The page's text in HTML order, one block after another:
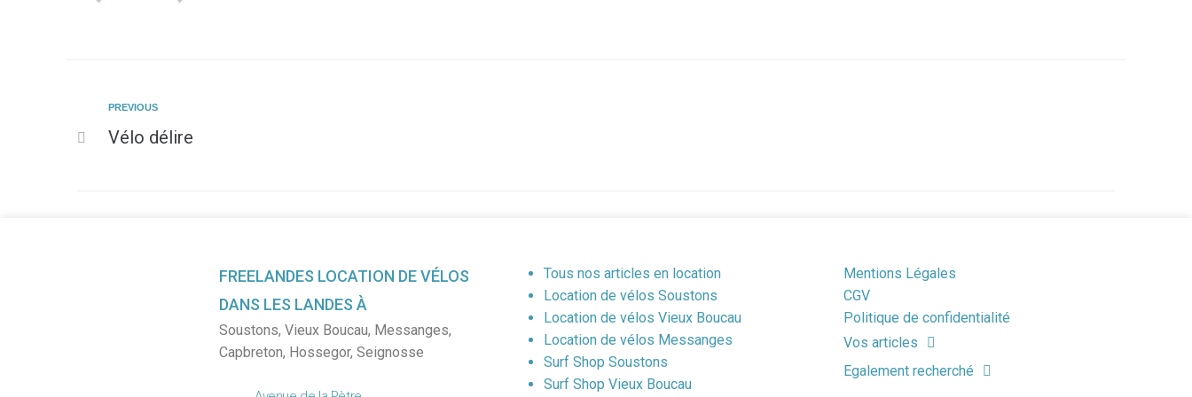
PREVIOUS
Vélo délire
FREELANDES LOCATION DE VÉLOS
DANS LES LANDES À
Soustons,Vieux Boucau, Messanges,
Capbreton, Hossegor,Seignosse
Tous nos articles en location
Location de vélos Soustons
Location de vélos Vieux Boucau
Location de vélos Messanges
Surf Shop Soustons
Surf Shop Vieux Boucau
Mentions Légales
CGV
Politique de confidentialité
Vos articles
Egalement recherché